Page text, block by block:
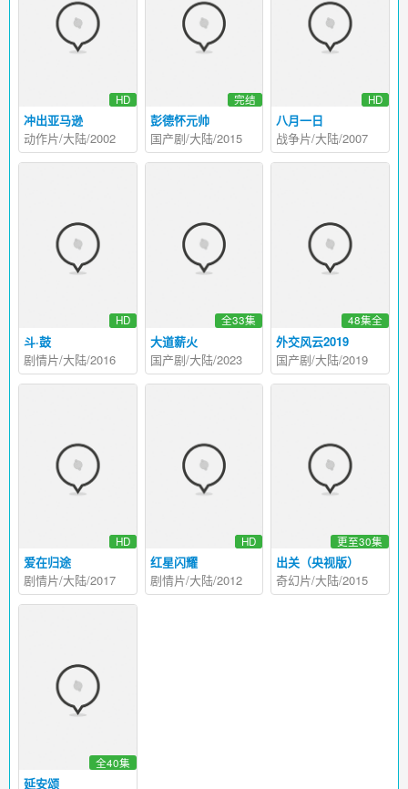
冲出亚马逊
HD
动作片/大陆/2002
彭德怀元帅
完结
国产剧/大陆/2015
八月一日
HD
战争片/大陆/2007
斗·鼓
HD
剧情片/大陆/2016
大道薪火
全33集
国产剧/大陆/2023
外交风云2019
48集全
国产剧/大陆/2019
爱在归途
HD
剧情片/大陆/2017
红星闪耀
HD
剧情片/大陆/2012
出关（央视版）
更至30集
奇幻片/大陆/2015
延安颂
全40集